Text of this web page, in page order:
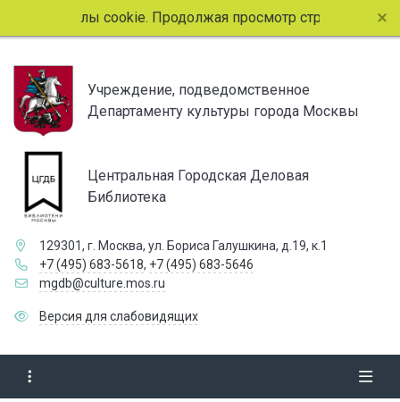
файлы cookie. Продолжая просмотр страниц сайта,
Учреждение, подведомственное
Департаменту культуры города Москвы
Центральная Городская Деловая
Библиотека
129301, г. Москва, ул. Бориса Галушкина, д.19, к.1
+7 (495) 683-5618, +7 (495) 683-5646
mgdb@culture.mos.ru
Версия для слабовидящих